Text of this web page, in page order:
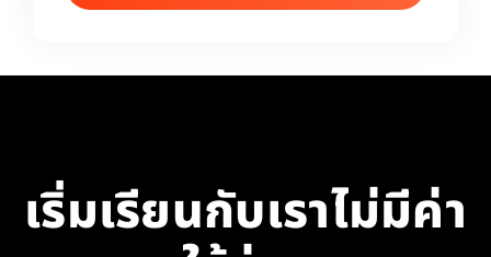
เริ่มเรียนกับเราไม่มีค่า